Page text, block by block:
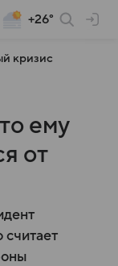
+26°
кризис
ему
от